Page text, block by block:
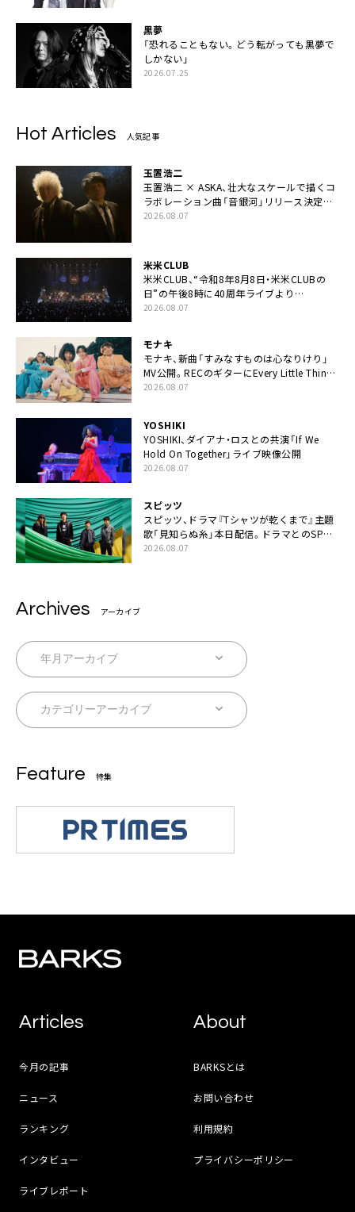
黒夢
「恐れることもない。どう転がっても黒夢で
しかない」
2026.07.25
Hot Articles 人気記事
玉置浩二
玉置浩二 × ASKA、壮大なスケールで描くコ
ラボレーション曲「音銀河」リリース決定。
カップリングには新曲「命の宿り」収録も
2026.08.07
米米CLUB
米米CLUB、“令和8年8月8日・米米CLUBの
日”の午後8時に40周年ライブより
「FANtachy medley」を88年限定公開
2026.08.07
モナキ
モナキ、新曲「すみなすものは心なりけり」
MV公開。RECのギターにEvery Little Thing・
伊藤一朗参加も
2026.08.07
YOSHIKI
YOSHIKI、ダイアナ・ロスとの共演「If We
Hold On Together」ライブ映像公開
2026.08.07
スピッツ
スピッツ、ドラマ『Tシャツが乾くまで』主題
歌「見知らぬ糸」本日配信。ドラマとのSPコ
ラボムービー公開も
2026.08.07
Archives アーカイブ
Feature 特集
Articles
今月の記事
ニュース
ランキング
インタビュー
ライブレポート
About
BARKSとは
お問い合わせ
利用規約
プライバシーポリシー